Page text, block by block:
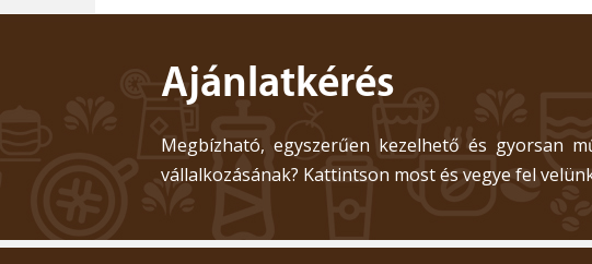
Ajánlatkérés
Megbízható, egyszerűen kezelhető és gyorsan
vállalkozásának? Kattintson most és vegye fel